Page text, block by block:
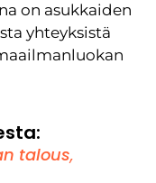
on asukkaiden
yhteyksistä
talous,